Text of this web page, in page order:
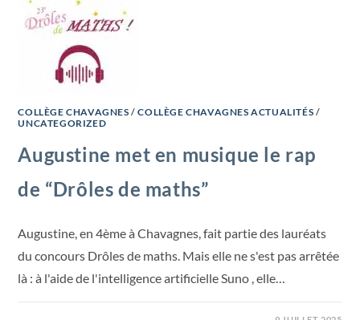
COLLÈGE CHAVAGNES /COLLÈGE CHAVAGNES ACTUALITÉS /
UNCATEGORIZED
Augustine met en musique le rap
de “Drôles de maths”
Augustine, en 4ème à Chavagnes, fait partie des lauréats
du concours Drôles de maths. Mais elle ne s'est pas arrêtée
là : à l'aide de l'intelligence artificielle Suno , elle…